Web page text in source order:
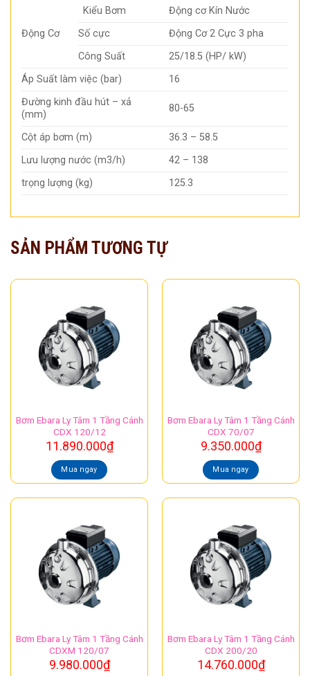
Động Cơ
Kiểu Bơm
Động cơ Kín Nước
Số cực
Động Cơ 2 Cực 3 pha
Công Suất
25/18.5 (HP/ kW)
Áp Suất làm việc (bar)
16
Đường kinh đầu hút – xả
(mm)
80-65
Cột áp bơm (m)
36.3 – 58.5
Lưu lượng nước (m3/h)
42 – 138
trọng lượng (kg)
125.3
SẢN PHẨM TƯƠNG TỰ
Bơm Ebara Ly Tâm 1 Tầng Cánh
CDX 120/12
11.890.000₫
Mua ngay
Bơm Ebara Ly Tâm 1 Tầng Cánh
CDX 70/07
9.350.000₫
Mua ngay
Bơm Ebara Ly Tâm 1 Tầng Cánh
CDXM 120/07
9.980.000₫
Bơm Ebara Ly Tâm 1 Tầng Cánh
CDX 200/20
14.760.000₫